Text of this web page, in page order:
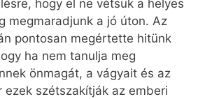
hogy el ne vétsük a helyes
megmaradjunk a jó úton. Az
pontosan megértette hitünk
ha nem tanulja meg
önmagát, a vágyait és az
ezek szétszakítják az emberi